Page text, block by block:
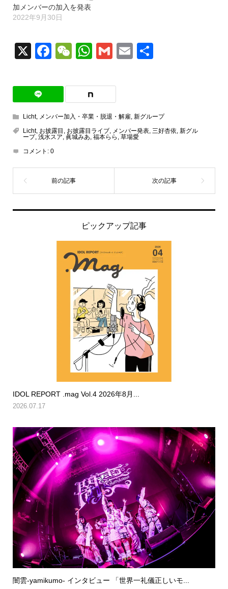
加メンバーの加入を発表
2022年9月30日
X Facebook
WeChat
WhatsApp
GmailEmail
Licht, メンバー加入・卒業・脱退・解雇, 新グループ
Licht, お披露目 , お披露目ライブ, メンバー発表, 三好杏依, 新グル
ープ, 浅水スア, 眞城みあ, 福本らら , 草場愛
コメント: 0
ピックアップ記事
IDOL REPORT .mag Vol.4 2026年8月...
2026.07.17
闇雲-yamikumo- インタビュー 「世界一礼儀正しいモ...